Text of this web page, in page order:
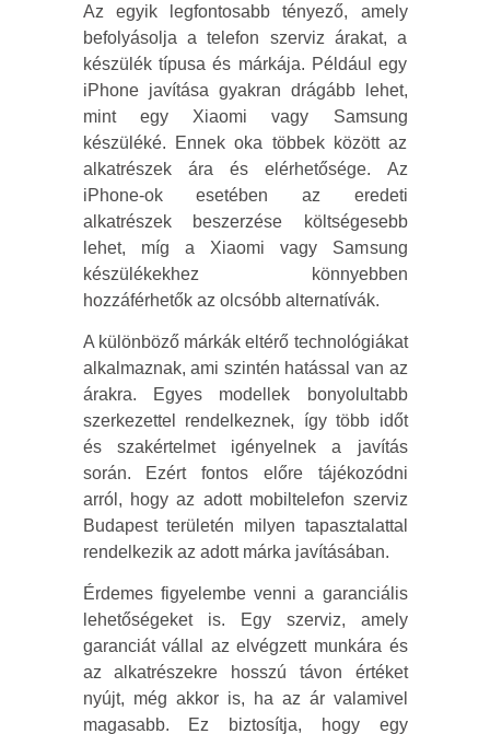
Az egyik legfontosabb tényező, amely
befolyásolja a telefon szerviz árakat, a
készülék típusa és márkája. Például egy
iPhone javítása gyakran drágább lehet,
mint egy Xiaomi vagy Samsung
készüléké. Ennek oka többek között az
alkatrészek ára és elérhetősége. Az
iPhone-ok esetében az eredeti
alkatrészek beszerzése költségesebb
lehet, míg a Xiaomi vagy Samsung
készülékekhez könnyebben
hozzáférhetők az olcsóbb alternatívák.
A különböző márkák eltérő technológiákat
alkalmaznak, ami szintén hatással van az
árakra. Egyes modellek bonyolultabb
szerkezettel rendelkeznek, így több időt
és szakértelmet igényelnek a javítás
során. Ezért fontos előre tájékozódni
arról, hogy az adott mobiltelefon szerviz
Budapest területén milyen tapasztalattal
rendelkezik az adott márka javításában.
Érdemes figyelembe venni a garanciális
lehetőségeket is. Egy szerviz, amely
garanciát vállal az elvégzett munkára és
az alkatrészekre hosszú távon értéket
nyújt, még akkor is, ha az ár valamivel
magasabb. Ez biztosítja, hogy egy